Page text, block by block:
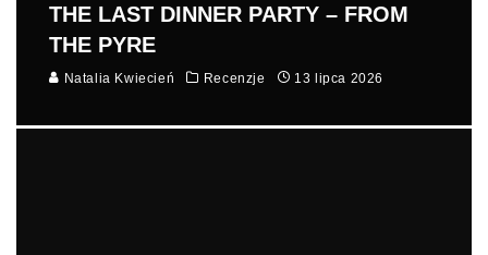
THE LAST DINNER PARTY – FROM
THE PYRE
Natalia Kwiecień Recenzje 13 lipca 2026